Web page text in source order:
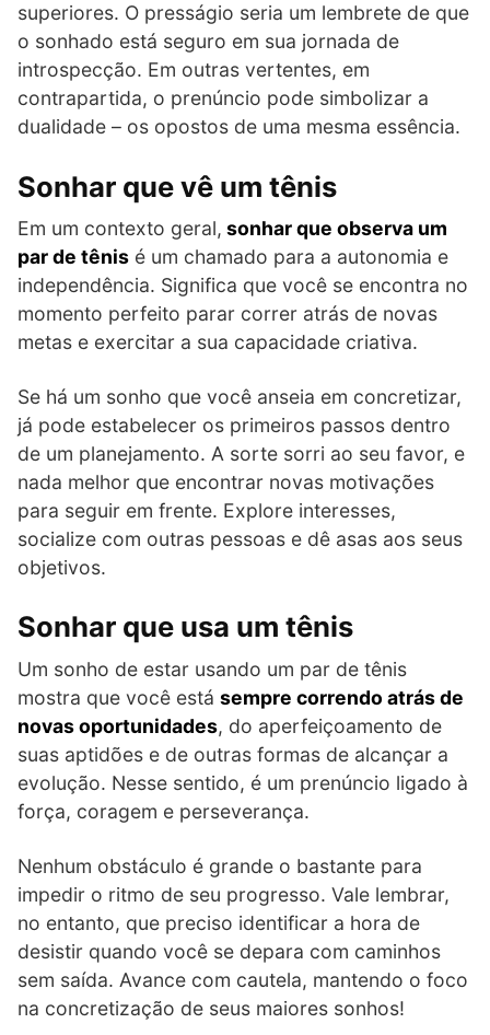
superiores. O presságio seria um lembrete de que
o sonhado está seguro em sua jornada de
introspecção. Em outras vertentes, em
contrapartida, o prenúncio pode simbolizar a
dualidade – os opostos de uma mesma essência.
Sonhar que vê um tênis
Em um contexto geral, sonhar que observa um
par de tênis é um chamado para a autonomia e
independência. Significa que você se encontra no
momento perfeito parar correr atrás de novas
metas e exercitar a sua capacidade criativa.
Se há um sonho que você anseia em concretizar,
já pode estabelecer os primeiros passos dentro
de um planejamento. A sorte sorri ao seu favor, e
nada melhor que encontrar novas motivações
para seguir em frente. Explore interesses,
socialize com outras pessoas e dê asas aos seus
objetivos.
Sonhar que usa um tênis
Um sonho de estar usando um par de tênis
mostra que você está sempre correndo atrás de
novas oportunidades, do aperfeiçoamento de
suas aptidões e de outras formas de alcançar a
evolução. Nesse sentido, é um prenúncio ligado à
força, coragem e perseverança.
Nenhum obstáculo é grande o bastante para
impedir o ritmo de seu progresso. Vale lembrar,
no entanto, que preciso identificar a hora de
desistir quando você se depara com caminhos
sem saída. Avance com cautela, mantendo o foco
na concretização de seus maiores sonhos!